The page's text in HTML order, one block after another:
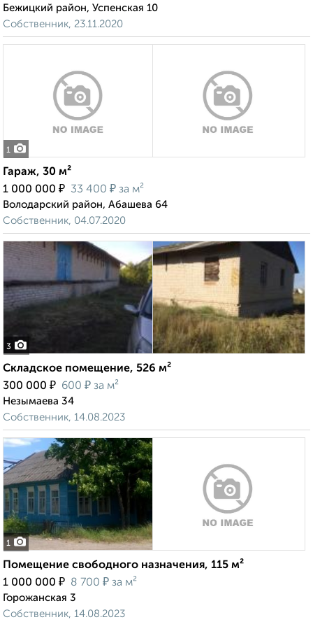
Бежицкий район, Успенская 10
Собственник, 23.11.2020
1
Гараж, 30 м²
1 000 000 ₽ 33 400 ₽ за м²
Володарский район, Абашева 64
Собственник, 04.07.2020
3
Складское помещение, 526 м²
300 000 ₽ 600 ₽ за м²
Незымаева 34
Собственник, 14.08.2023
1
Помещение свободного назначения, 115 м²
1 000 000 ₽ 8 700 ₽ за м²
Горожанская 3
Собственник, 14.08.2023